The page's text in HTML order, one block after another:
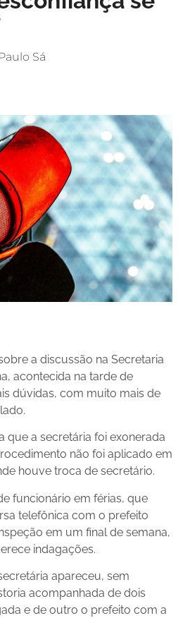
Paulo Sá
a discussão na Secretaria
acontecida na tarde de
dúvidas, com muito mais de
que a secretária foi exonerada
não foi aplicado em
houve troca de secretário.
funcionário em férias, que
telefônica com o prefeito
em um final de semana,
indagações.
apareceu, sem
acompanhada de dois
e de outro o prefeito com a